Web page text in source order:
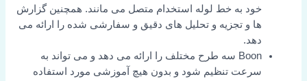
خود به خط لوله استخدام متصل می مانند. همچنین گزارش
ها و تجزیه و تحلیل های دقیق و سفارشی شده را ارائه می
دهد.
Boon سه طرح مختلف را ارائه می دهد و می تواند به
سرعت تنظیم شود و بدون هیچ آموزشی مورد استفاده